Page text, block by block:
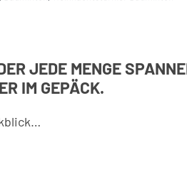
JEDE MENGE
IM GEPÄCK.